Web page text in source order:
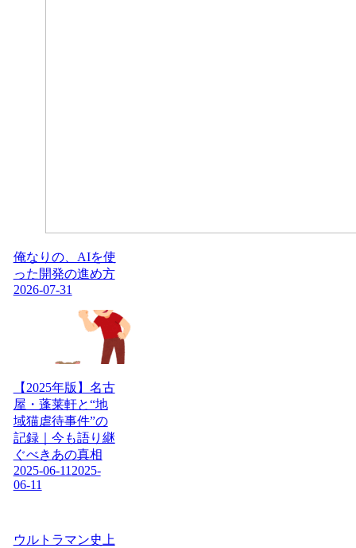
俺なりの、AIを使
った開発の進め方
2026-07-31
【2025年版】名古
屋・蓬莱軒と“地
域猫虐待事件”の
記録｜今も語り継
ぐべきあの真相
2025-06-11 2025-
06-11
ウルトラマン史上